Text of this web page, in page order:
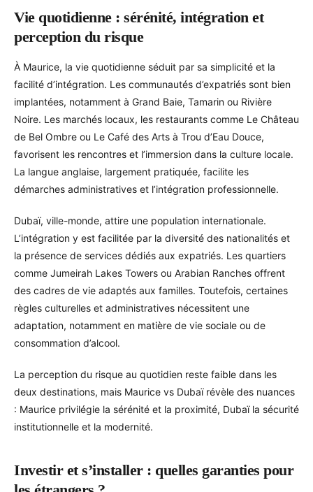
Vie quotidienne : sérénité, intégration et
perception du risque
À Maurice, la vie quotidienne séduit par sa simplicité et la
facilité d’intégration. Les communautés d’expatriés sont bien
implantées, notamment à Grand Baie, Tamarin ou Rivière
Noire. Les marchés locaux, les restaurants comme Le Château
de Bel Ombre ou Le Café des Arts à Trou d’Eau Douce,
favorisent les rencontres et l’immersion dans la culture locale.
La langue anglaise, largement pratiquée, facilite les
démarches administratives et l’intégration professionnelle.
Dubaï, ville-monde, attire une population internationale.
L’intégration y est facilitée par la diversité des nationalités et
la présence de services dédiés aux expatriés. Les quartiers
comme Jumeirah Lakes Towers ou Arabian Ranches offrent
des cadres de vie adaptés aux familles. Toutefois, certaines
règles culturelles et administratives nécessitent une
adaptation, notamment en matière de vie sociale ou de
consommation d’alcool.
La perception du risque au quotidien reste faible dans les
deux destinations, mais Maurice vs Dubaï révèle des nuances
: Maurice privilégie la sérénité et la proximité, Dubaï la sécurité
institutionnelle et la modernité.
Investir et s’installer : quelles garanties pour